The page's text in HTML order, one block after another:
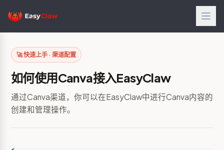
🚀 快速上手 · 渠道配置
如何使用Canva接入EasyClaw
通过Canva渠道，你可以在EasyClaw中进行Canva内容的
创建和管理操作。